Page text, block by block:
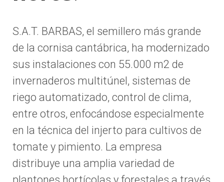
S.A.T. BARBAS, el semillero más grande
de la cornisa cantábrica, ha modernizado
sus instalaciones con 55.000 m2 de
invernaderos multitúnel, sistemas de
riego automatizado, control de clima,
entre otros, enfocándose especialmente
en la técnica del injerto para cultivos de
tomate y pimiento. La empresa
distribuye una amplia variedad de